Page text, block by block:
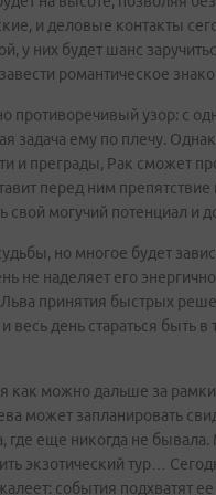
и деловые контакты
у них будет шанс
романтическое
противоречивый узор: с
задача ему по плечу.
и преграды, Рак сможет
перед ним
могучий потенциал и
но многое будет
не наделяет его
принятия быстрых
весь день стараться быть в
как можно дальше за
может запланировать
где еще никогда не
экзотический тур…
события подхватят ее